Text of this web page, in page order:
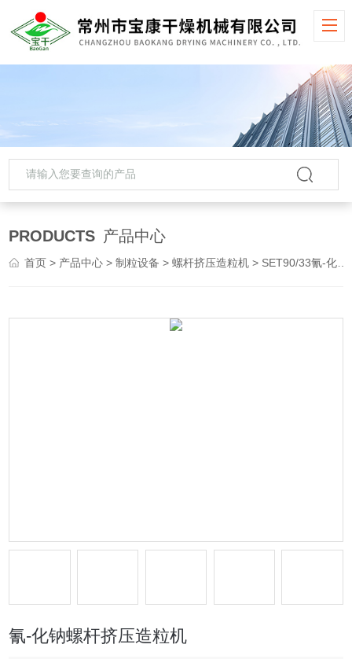
PRODUCTS 产品中心
首页 > 产品中心 >制粒设备 >螺杆挤压造粒机 > SET90/33氰-化钠螺杆挤压造粒机
氰-化钠螺杆挤压造粒机